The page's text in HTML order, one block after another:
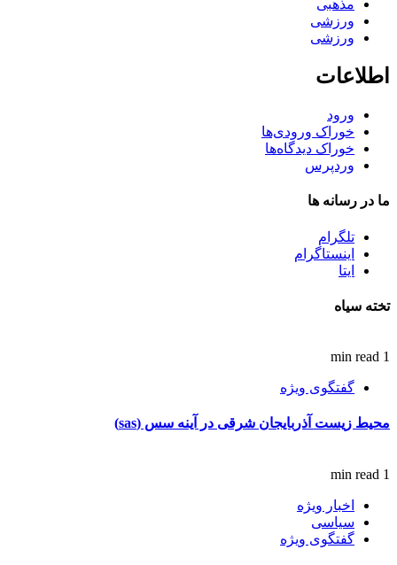
مذهبی
ورزشی
ورزشی
اطلاعات
ورود
خوراک ورودی‌ها
خوراک دیدگاه‌ها
وردپرس
ما در رسانه ها
تلگرام
اینستاگرام
ایتا
تخته سیاه
1 min read
گفتگوی ویژه
محیط زیست آذربایجان شرقی در آینه سس (sas)
1 min read
اخبار ویژه
سیاسی
گفتگوی ویژه